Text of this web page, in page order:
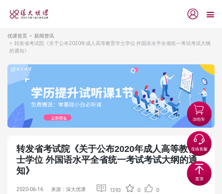
优课首页
新闻资讯
转发省考试院《关于公布2020年成人高等教育学士学位 外国语水平全省统一考试考试大纲
的通知》
转发省考试院《关于公布2020年成人高等教育学
士学位 外国语水平全省统一考试考试大纲的通
知》
2020-06-16 来源：深大优课 1393 0 0